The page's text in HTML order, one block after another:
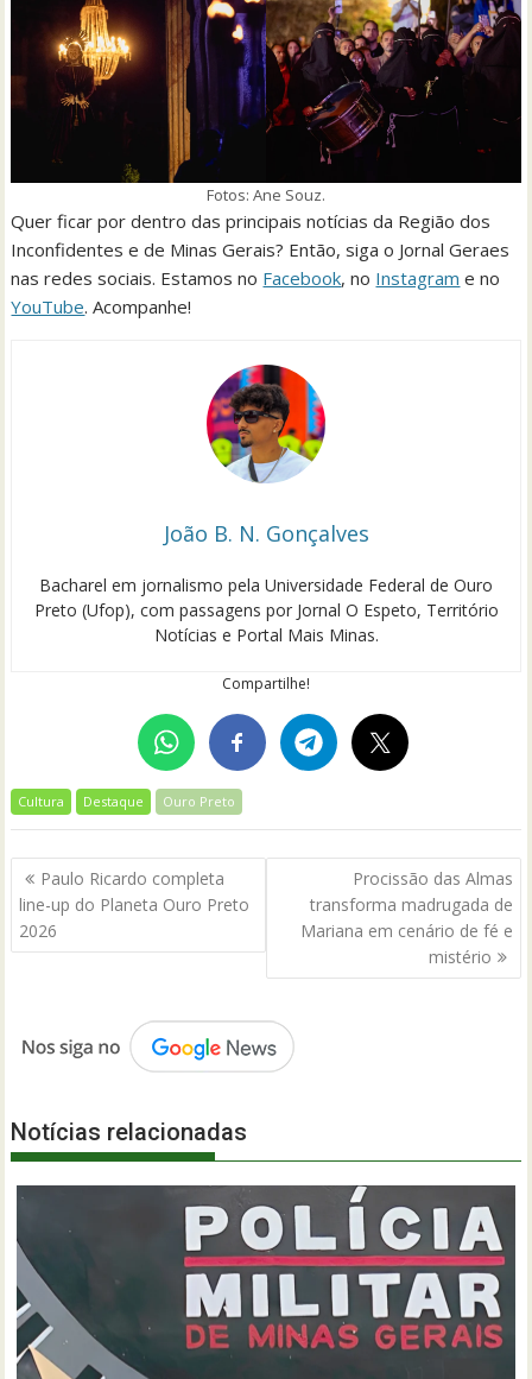
Fotos: Ane Souz.
Quer ficar por dentro das principais notícias da Região dos
Inconfidentes e de Minas Gerais? Então, siga o Jornal Geraes
nas redes sociais. Estamos no Facebook, no Instagram e no
YouTube. Acompanhe!
João B. N. Gonçalves
Bacharel em jornalismo pela Universidade Federal de Ouro
Preto (Ufop), com passagens por Jornal O Espeto, Território
Notícias e Portal Mais Minas.
Compartilhe!
Cultura Destaque Ouro Preto
Navegação
de
Post
Paulo Ricardo completa
line-up do Planeta Ouro Preto
2026
Procissão das Almas
transforma madrugada de
Mariana em cenário de fé e
mistério
Notícias relacionadas